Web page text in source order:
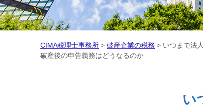
CIMA税理士事務所 > 破産企業の税務 > いつまで法
破産後の申告義務はどうなるのか
い